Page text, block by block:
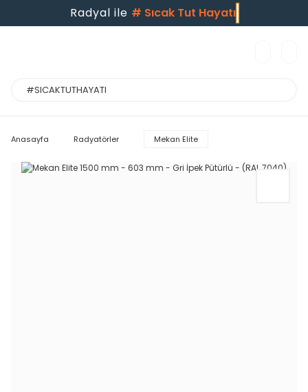
Radyal ile # Sıcak Tut Hayatı
Anasayfa Radyatörler Mekan Elite